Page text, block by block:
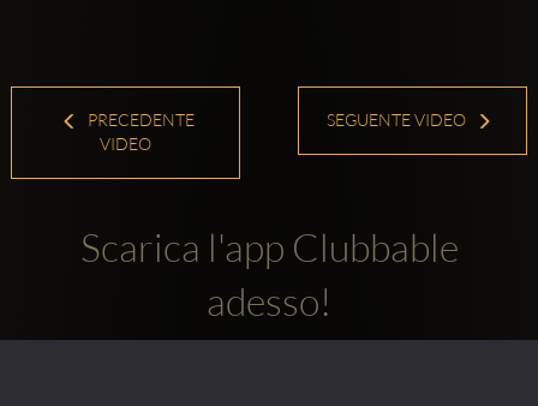
PRECEDENTE
VIDEO
SEGUENTE VIDEO
Scarica l'app Clubbable
adesso!